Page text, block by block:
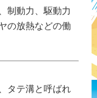
制動力、駆動力
の放熱などの働
タテ溝と呼ばれ